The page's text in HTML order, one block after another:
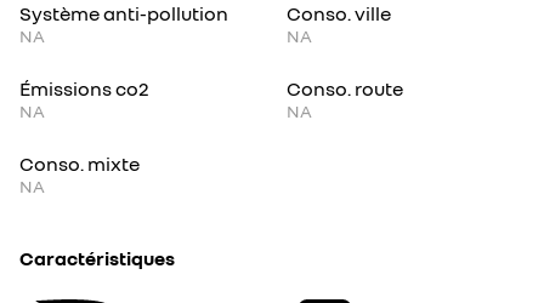
Système anti-pollution
NA
Conso. ville
NA
Émissions co2
NA
Conso. route
NA
Conso. mixte
NA
Caractéristiques